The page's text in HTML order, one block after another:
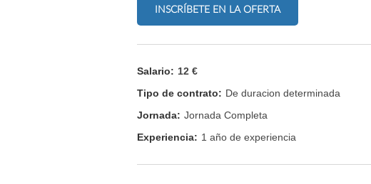
INSCRÍBETE EN LA OFERTA
Salario: 12 €
Tipo de contrato: De duracion determinada
Jornada: Jornada Completa
Experiencia: 1 año de experiencia